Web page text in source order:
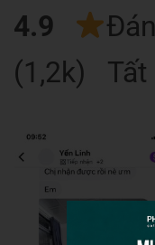
4.9
(1,2k) Tất